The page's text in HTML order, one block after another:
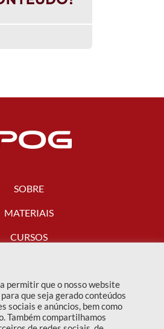
SOBRE
MATERIAIS
CURSOS
CONOSCO
permitir que o nosso website
que seja gerado conteúdos
sociais e anúncios, bem como
Também compartilhamos